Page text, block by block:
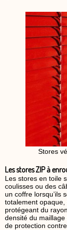
Stores
Les stores ZIP à
Les stores en toile
coulisses ou des
un coffre lorsqu’ils
totalement
protégeant du
densité du
de protection